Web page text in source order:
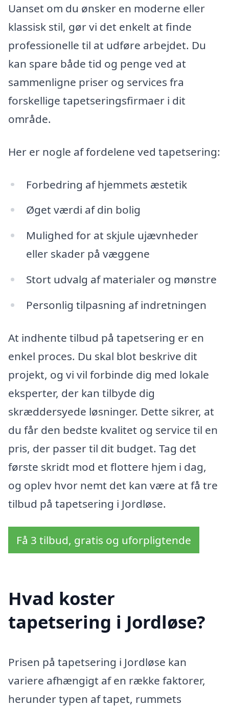
Uanset om du ønsker en moderne eller
klassisk stil, gør vi det enkelt at finde
professionelle til at udføre arbejdet. Du
kan spare både tid og penge ved at
sammenligne priser og services fra
forskellige tapetseringsfirmaer i dit
område.
Her er nogle af fordelene ved tapetsering:
Forbedring af hjemmets æstetik
Øget værdi af din bolig
Mulighed for at skjule ujævnheder
eller skader på væggene
Stort udvalg af materialer og mønstre
Personlig tilpasning af indretningen
At indhente tilbud på tapetsering er en
enkel proces. Du skal blot beskrive dit
projekt, og vi vil forbinde dig med lokale
eksperter, der kan tilbyde dig
skræddersyede løsninger. Dette sikrer, at
du får den bedste kvalitet og service til en
pris, der passer til dit budget. Tag det
første skridt mod et flottere hjem i dag,
og oplev hvor nemt det kan være at få tre
tilbud på tapetsering i Jordløse.
Få 3 tilbud, gratis og uforpligtende
Hvad koster
tapetsering i Jordløse?
Prisen på tapetsering i Jordløse kan
variere afhængigt af en række faktorer,
herunder typen af tapet, rummets